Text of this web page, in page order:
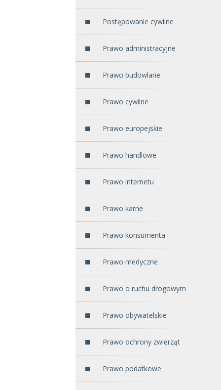
Postępowanie cywilne
Prawo administracyjne
Prawo budowlane
Prawo cywilne
Prawo europejskie
Prawo handlowe
Prawo internetu
Prawo karne
Prawo konsumenta
Prawo medyczne
Prawo o ruchu drogowym
Prawo obywatelskie
Prawo ochrony zwierząt
Prawo podatkowe